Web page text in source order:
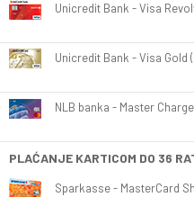
Unicredit Bank - Visa
Unicredit Bank - Visa Gold
NLB banka - Master
PLAĆANJE KARTICOM DO 36
Sparkasse - MasterCard